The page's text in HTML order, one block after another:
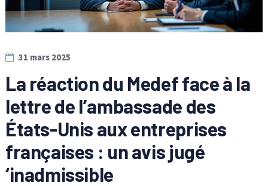
31 mars 2025
La réaction du Medef face à la
lettre de l’ambassade des
États-Unis aux entreprises
françaises : un avis jugé
‘inadmissible